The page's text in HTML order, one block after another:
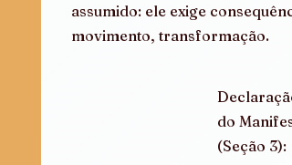
assumido: ele exige
movimento, transformação.
do
(Seção 3):